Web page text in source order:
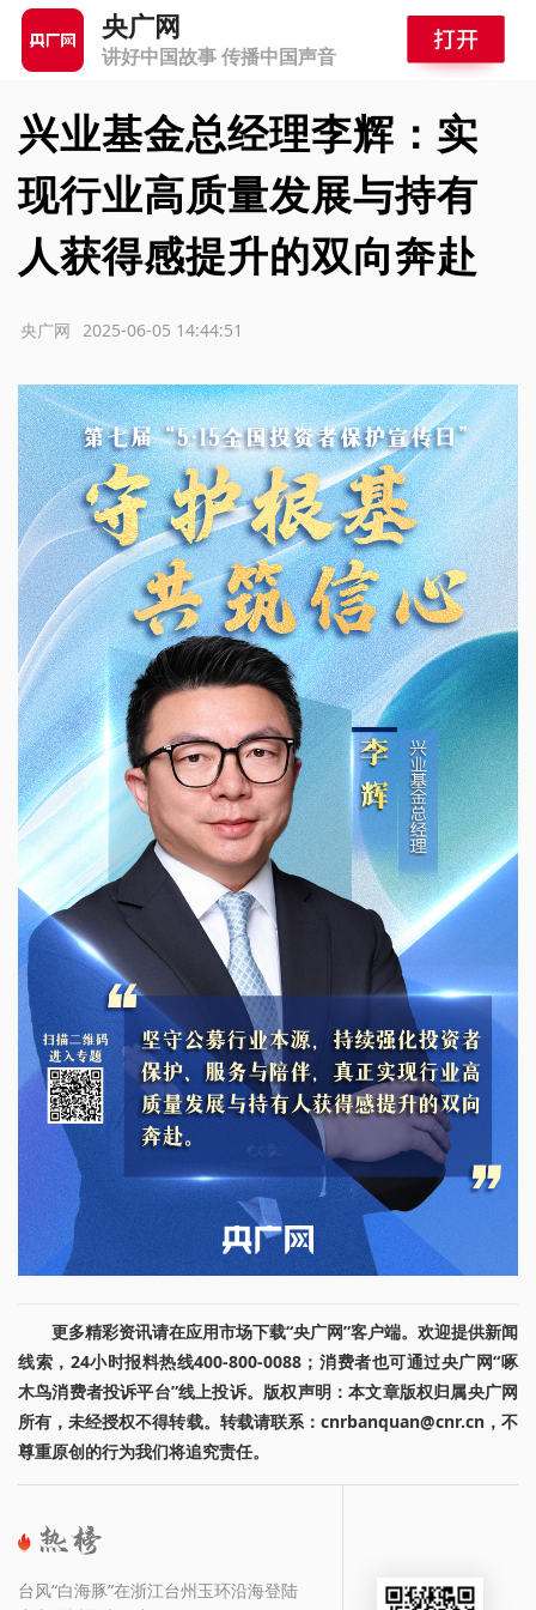
央广网
讲好中国故事 传播中国声音
兴业基金总经理李辉：实
现行业高质量发展与持有
人获得感提升的双向奔赴
2025-06-05 14:44:51
央广网
更多精彩资讯请在应用市场下载“央广网”客户端。欢迎提供新闻
线索，24小时报料热线400-800-0088；消费者也可通过央广网“啄
木鸟消费者投诉平台”线上投诉。版权声明：本文章版权归属央广网
所有，未经授权不得转载。转载请联系：cnrbanquan@cnr.cn，不
尊重原创的行为我们将追究责任。
台风“白海豚”在浙江台州玉环沿海登陆